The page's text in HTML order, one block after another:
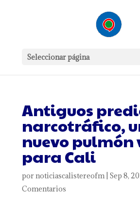
Seleccionar página
Antiguos
narcotráfico,
nuevo pulmón
para Cali
por noticiascalistereofm| Sep 8,
Comentarios